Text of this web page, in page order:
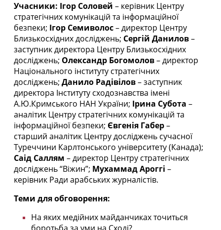
Учасники: Ігор Соловей – керівник Центру
стратегічних комунікацій та інформаційної
безпеки; Ігор Семиволос– директор Центру
Близькосхідних досліджень; Сергій Данилов–
заступник директора Центру Близькосхідних
досліджень; Олександр Богомолов– директор
Національного інституту стратегічних
досліджень; Данило Радівілов– заступник
директора Інституту сходознавства імені
А.Ю.Кримського НАН України; Ірина Субота –
аналітик Центру стратегічних комунікацій та
інформаційної безпеки; Євгенія Габер–
старший аналітик Центру досліджень сучасної
Туреччини Карлтонського університету (Канада);
Саід Саллям – директор Центру стратегічних
досліджень “Віжин”; Мухаммад Ароггі –
керівник Ради арабських журналістів.
Теми для обговорення:
На яких медійних майданчиках точиться